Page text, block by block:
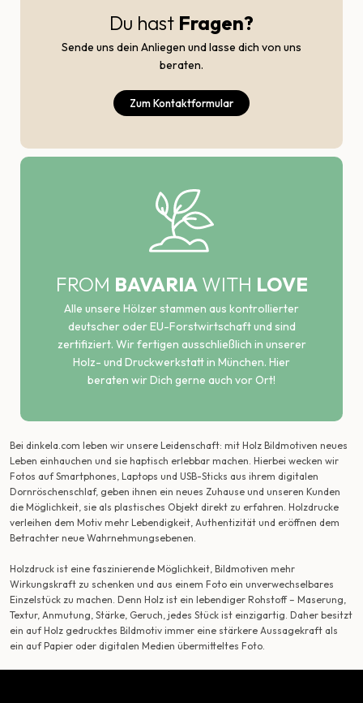
Du hast Fragen?
Sende uns dein Anliegen und lasse dich von uns
beraten.
Zum Kontaktformular
FROM BAVARIAWITH LOVE
Alle unsere Hölzer stammen aus kontrollierter
deutscher oder EU-Forstwirtschaft und sind
zertifiziert. Wir fertigen ausschließlich in unserer
Holz- und Druckwerkstatt in München. Hier
beraten wir Dich gerne auch vor Ort!
Bei dinkela.com leben wir unsere Leidenschaft: mit Holz Bildmotiven neues
Leben einhauchen und sie haptisch erlebbar machen. Hierbei wecken wir
Fotos auf Smartphones, Laptops und USB-Sticks aus ihrem digitalen
Dornröschenschlaf, geben ihnen ein neues Zuhause und unseren Kunden
die Möglichkeit, sie als plastisches Objekt direkt zu erfahren. Holzdrucke
verleihen dem Motiv mehr Lebendigkeit, Authentizität und eröffnen dem
Betrachter neue Wahrnehmungsebenen.
Holzdruck ist eine faszinierende Möglichkeit, Bildmotiven mehr
Wirkungskraft zu schenken und aus einem Foto ein unverwechselbares
Einzelstück zu machen. Denn Holz ist ein lebendiger Rohstoff – Maserung,
Textur, Anmutung, Stärke, Geruch, jedes Stück ist einzigartig. Daher besitzt
ein auf Holz gedrucktes Bildmotiv immer eine stärkere Aussagekraft als
ein auf Papier oder digitalen Medien übermitteltes Foto.